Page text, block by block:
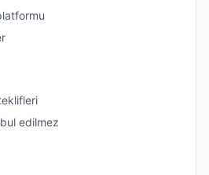
edilmez